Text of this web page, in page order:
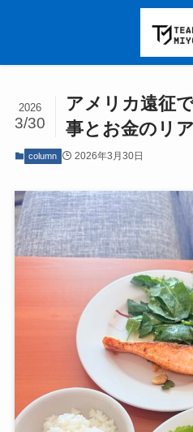
アメリカ遠征
事とお金のリ
2026
3/30
column 2026年3月30日